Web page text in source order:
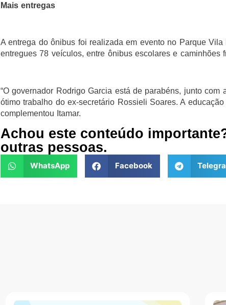
Mais entregas
A entrega do ônibus foi realizada em evento no Parque
entregues 78 veículos, entre ônibus escolares e caminhões
“O governador Rodrigo Garcia está de parabéns, junto
ótimo trabalho do ex-secretário Rossieli Soares. A
complementou Itamar.
Achou este conteúdo
outras pessoas.
WhatsApp Facebook